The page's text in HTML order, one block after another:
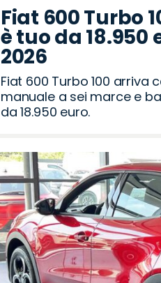
Fiat 600 Turbo
è tuo da
2026
Fiat 600 Turbo 100 arriva
manuale a sei marce e
da 18.950 euro.